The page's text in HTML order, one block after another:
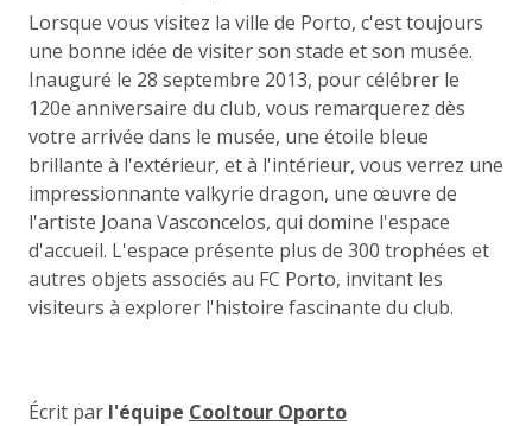
Lorsque vous visitez la ville de Porto, c'est toujours
une bonne idée de visiter son stade et son musée.
Inauguré le 28 septembre 2013, pour célébrer le
120e anniversaire du club, vous remarquerez dès
votre arrivée dans le musée, une étoile bleue
brillante à l'extérieur, et à l'intérieur, vous verrez une
impressionnante valkyrie dragon, une œuvre de
l'artiste Joana Vasconcelos, qui domine l'espace
d'accueil. L'espace présente plus de 300 trophées et
autres objets associés au FC Porto, invitant les
visiteurs à explorer l'histoire fascinante du club.
Écrit par l'équipe Cooltour Oporto